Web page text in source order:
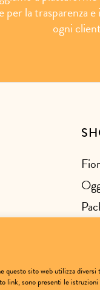
per la trasparenza
ogni
questo sito web utilizza
link, sono presenti le